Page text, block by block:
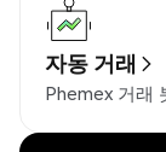
자동 거래
Phemex 거래